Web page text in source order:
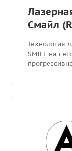
Смайл
Технология
SMILE на